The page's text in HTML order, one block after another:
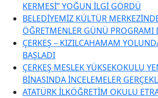
KERMESİ” YOĞUN İLGİ GÖRDÜ
BELEDİYEMİZ KÜLTÜR
ÖĞRETMENLER GÜNÜ PROGRAMI
ÇERKEŞ – KIZILCAHAMAM
BAŞLADI
ÇERKEŞ MESLEK YÜKSEKOKULU
BİNASINDA İNCELEMELER
ATATÜRK İLKÖĞRETİM OKULU